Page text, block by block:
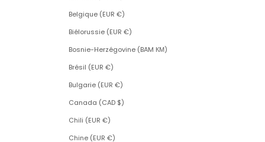
Belgique (EUR €)
Biélorussie (EUR €)
Bosnie-Herzégovine (BAM КМ)
Brésil (EUR €)
Bulgarie (EUR €)
Canada (CAD $)
Chili (EUR €)
Chine (EUR €)